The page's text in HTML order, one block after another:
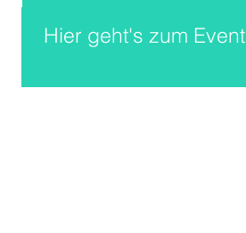
Tickets are not on sale
Hier geht's zum Event